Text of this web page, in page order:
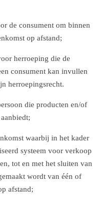
de consument om binnen
op afstand;
herroeping die de
consument kan invullen
herroepingsrecht.
die producten en/of
waarbij in het kader
systeem voor verkoop
tot en met het sluiten van
wordt van één of
afstand;